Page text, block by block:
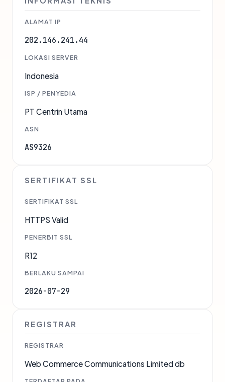
ALAMAT IP
202.146.241.44
LOKASI SERVER
Indonesia
ISP / PENYEDIA
PT Centrin Utama
ASN
AS9326
SERTIFIKAT SSL
SERTIFIKAT SSL
HTTPS Valid
PENERBIT SSL
R12
BERLAKU SAMPAI
2026-07-29
REGISTRAR
REGISTRAR
Web Commerce Communications Limited db